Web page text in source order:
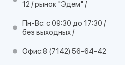
12 / рынок "Эдем" /
Пн-Вс: с 09:30 до 17:30 /
без выходных /
Офис:8 (7142) 56-64-42